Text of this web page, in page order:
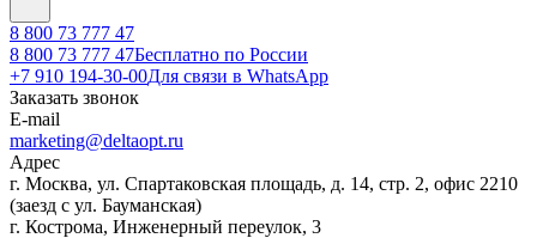
8 800 73 777 47
8 800 73 777 47Бесплатно по России
+7 910 194-30-00Для связи в WhatsApp
Заказать звонок
E-mail
marketing@deltaopt.ru
Адрес
г. Москва, ул. Спартаковская площадь, д. 14, стр. 2, офис 2210
(заезд с ул. Бауманская)
г. Кострома, Инженерный переулок, 3